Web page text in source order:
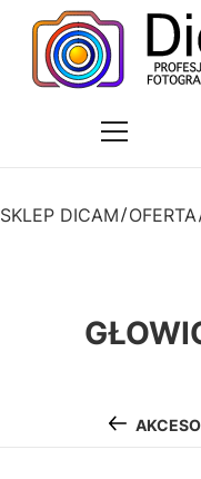
SKLEP DICAM OFERTA